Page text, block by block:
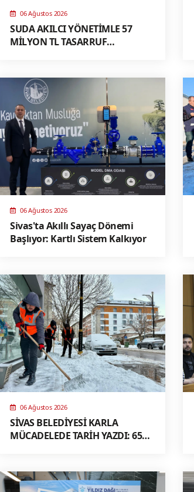
06 Ağustos 2026
SUDA AKILCI YÖNETİMLE 57
MİLYON TL TASARRUF
06 Ağustos 2026
Sivas'ta Akıllı Sayaç Dönemi
Başlıyor: Kartlı Sistem Kalkıyor
06 Ağustos 2026
SİVAS BELEDİYESİ KARLA
MÜCADELEDE TARİH YAZDI: 65
MODEL